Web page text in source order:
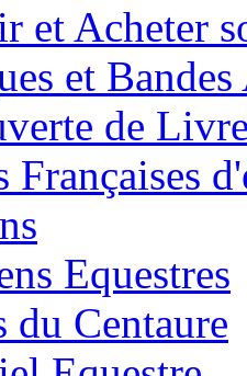
et Acheter
et
de
Françaises
Equestres
du Centaure